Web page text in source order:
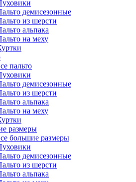
демисезонные
из шерсти
альпака
на меху
пальто
демисезонные
из шерсти
альпака
на меху
размеры
большие размеры
демисезонные
из шерсти
альпака